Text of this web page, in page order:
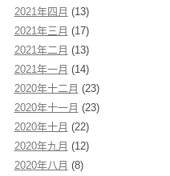
2021年四月 (13)
2021年三月 (17)
2021年二月 (13)
2021年一月 (14)
2020年十二月 (23)
2020年十一月 (23)
2020年十月 (22)
2020年九月 (12)
2020年八月 (8)